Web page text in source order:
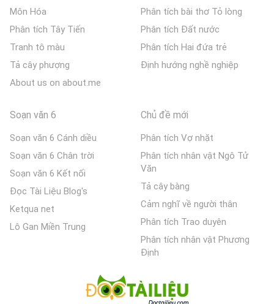
Môn Hóa
Phân tích Tây Tiến
Tranh tô màu
Tả cây phượng
About us on about.me
Phân tích bài thơ Tỏ lòng
Phân tích Đất nước
Phân tích Hai đứa trẻ
Định hướng nghề nghiệp
Soạn văn 6
Soạn văn 6 Cánh diều
Soạn văn 6 Chân trời
Soạn văn 6 Kết nối
Đọc Tài Liệu Blog's
Ketqua net
Lô Gan Miền Trung
Chủ đề mới
Phân tích Vợ nhặt
Phân tích nhân vật Ngô Tử
Văn
Tả cây bàng
Cảm nghĩ về người thân
Phân tích Trao duyên
Phân tích nhân vật Phương
Định